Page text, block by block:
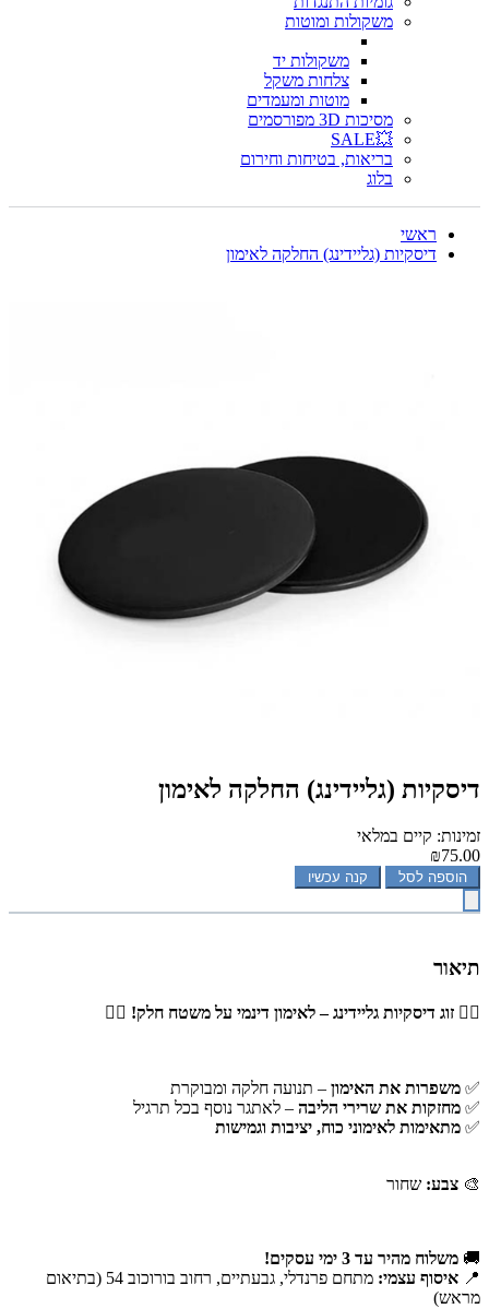
משקולות ומוטות
משקולות יד
צלחות משקל
מוטות ומעמדים
מסיכות 3D מפורסמים
💥SALE
בריאות, בטיחות וחירום
בלוג
ראשי
דיסקיות (גליידינג) החלקה לאימון
דיסקיות (גליידינג) החלקה לאימון
זמינות: קיים במלאי
₪75.00
הוספה לסל קנה עכשיו
תיאור
🏋‍♂ זוג דיסקיות גליידינג – לאימון דינמי על משטח חלק! 🏋‍♀
✅ משפרות את האימון – תנועה חלקה ומבוקרת
✅ מחזקות את שרירי הליבה – לאתגר נוסף בכל תרגיל
✅ מתאימות לאימוני כוח, יציבות וגמישות
🎨 צבע: שחור
🚚 משלוח מהיר עד 3 ימי עסקים!
📍 איסוף עצמי:
מתחם פרנדלי, גבעתיים, רחוב בורוכוב 54 (בתיאום
מראש)